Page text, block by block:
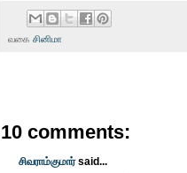
வகை சினிமா
10 comments:
சிவராம்குமார்said...